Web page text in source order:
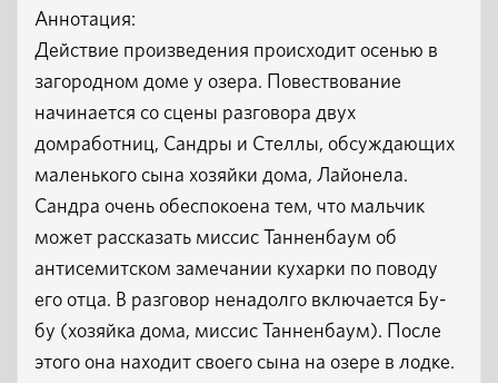
Аннотация:
Действие произведения происходит осенью в
загородном доме у озера. Повествование
начинается со сцены разговора двух
домработниц, Сандры и Стеллы, обсуждающих
маленького сына хозяйки дома, Лайонела.
Сандра очень обеспокоена тем, что мальчик
может рассказать миссис Танненбаум об
антисемитском замечании кухарки по поводу
его отца. В разговор ненадолго включается Бу-
бу (хозяйка дома, миссис Танненбаум). После
этого она находит своего сына на озере в лодке.